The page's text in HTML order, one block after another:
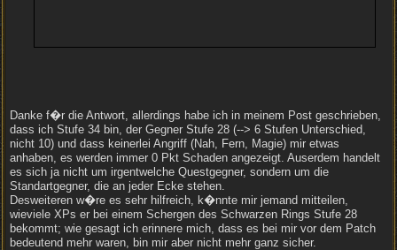
Danke f�r die Antwort, allerdings habe ich in meinem Post geschrieben,
dass ich Stufe 34 bin, der Gegner Stufe 28 (--> 6 Stufen Unterschied,
nicht 10) und dass keinerlei Angriff (Nah, Fern, Magie) mir etwas
anhaben, es werden immer 0 Pkt Schaden angezeigt. Auserdem handelt
es sich ja nicht um irgentwelche Questgegner, sondern um die
Standartgegner, die an jeder Ecke stehen.
Desweiteren w�re es sehr hilfreich, k�nnte mir jemand mitteilen,
wieviele XPs er bei einem Schergen des Schwarzen Rings Stufe 28
bekommt; wie gesagt ich erinnere mich, dass es bei mir vor dem Patch
bedeutend mehr waren, bin mir aber nicht mehr ganz sicher.